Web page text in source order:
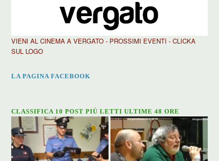
VIENI AL CINEMA A VERGATO - PROSSIMI EVENTI - CLICKA
SUL LOGO
LA PAGINA FACEBOOK
CLASSIFICA 10 POST PIÙ LETTI ULTIME 48 ORE